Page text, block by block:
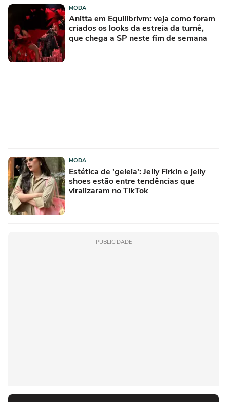
MODA
Anitta em Equilibrivm: veja como foram
criados os looks da estreia da turnê,
que chega a SP neste fim de semana
MODA
Estética de 'geleia': Jelly Firkin e jelly
shoes estão entre tendências que
viralizaram no TikTok
PUBLICIDADE